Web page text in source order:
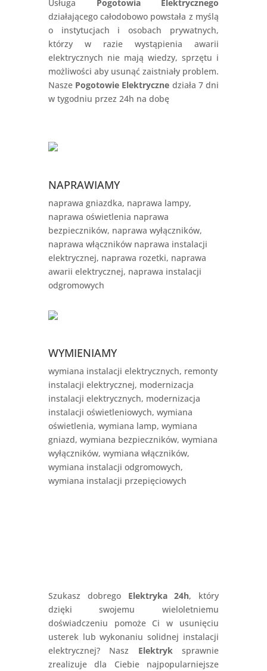
Usługa
Pogotowia Elektrycznego
działającego całodobowo powstała z myślą
o instytucjach i osobach prywatnych,
którzy w razie wystąpienia awarii
elektrycznych nie mają wiedzy, sprzętu i
możliwości aby usunąć zaistniały problem.
NaszePogotowie Elektryczne działa 7 dni
w tygodniu przez 24h na dobę
NAPRAWIAMY
naprawa gniazdka, naprawa lampy,
naprawa oświetlenia naprawa
bezpieczników, naprawa wyłączników,
naprawa włączników naprawa instalacji
elektrycznej, naprawa rozetki, naprawa
awarii elektrycznej, naprawa instalacji
odgromowych
WYMIENIAMY
wymiana instalacji elektrycznych, remonty
instalacji elektrycznej, modernizacja
instalacji elektrycznych, modernizacja
instalacji oświetleniowych, wymiana
oświetlenia, wymiana lamp, wymiana
gniazd, wymiana bezpieczników, wymiana
wyłączników, wymiana włączników,
wymiana instalacji odgromowych,
wymiana instalacji przepięciowych
Szukasz dobrego Elektryka 24h, który
dzięki swojemu wieloletniemu
doświadczeniu pomoże Ci w usunięciu
usterek lub wykonaniu solidnej instalacji
elektrycznej? Nasz Elektryk sprawnie
zrealizuje dla Ciebie najpopularniejsze